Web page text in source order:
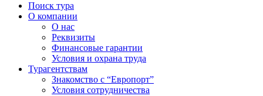
Поиск тура
О компании
О нас
Реквизиты
Финансовые гарантии
Условия и охрана труда
Турагентствам
Знакомство с “Европорт”
Условия сотрудничества